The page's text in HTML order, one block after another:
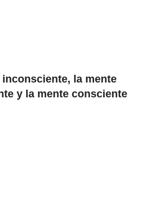
inconsciente, la mente
y la mente consciente